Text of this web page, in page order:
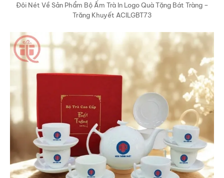
Đôi Nét Về Sản Phẩm Bộ Ấm Trà In Logo Quà Tặng Bát Tràng –
Trăng Khuyết ACILGBT73